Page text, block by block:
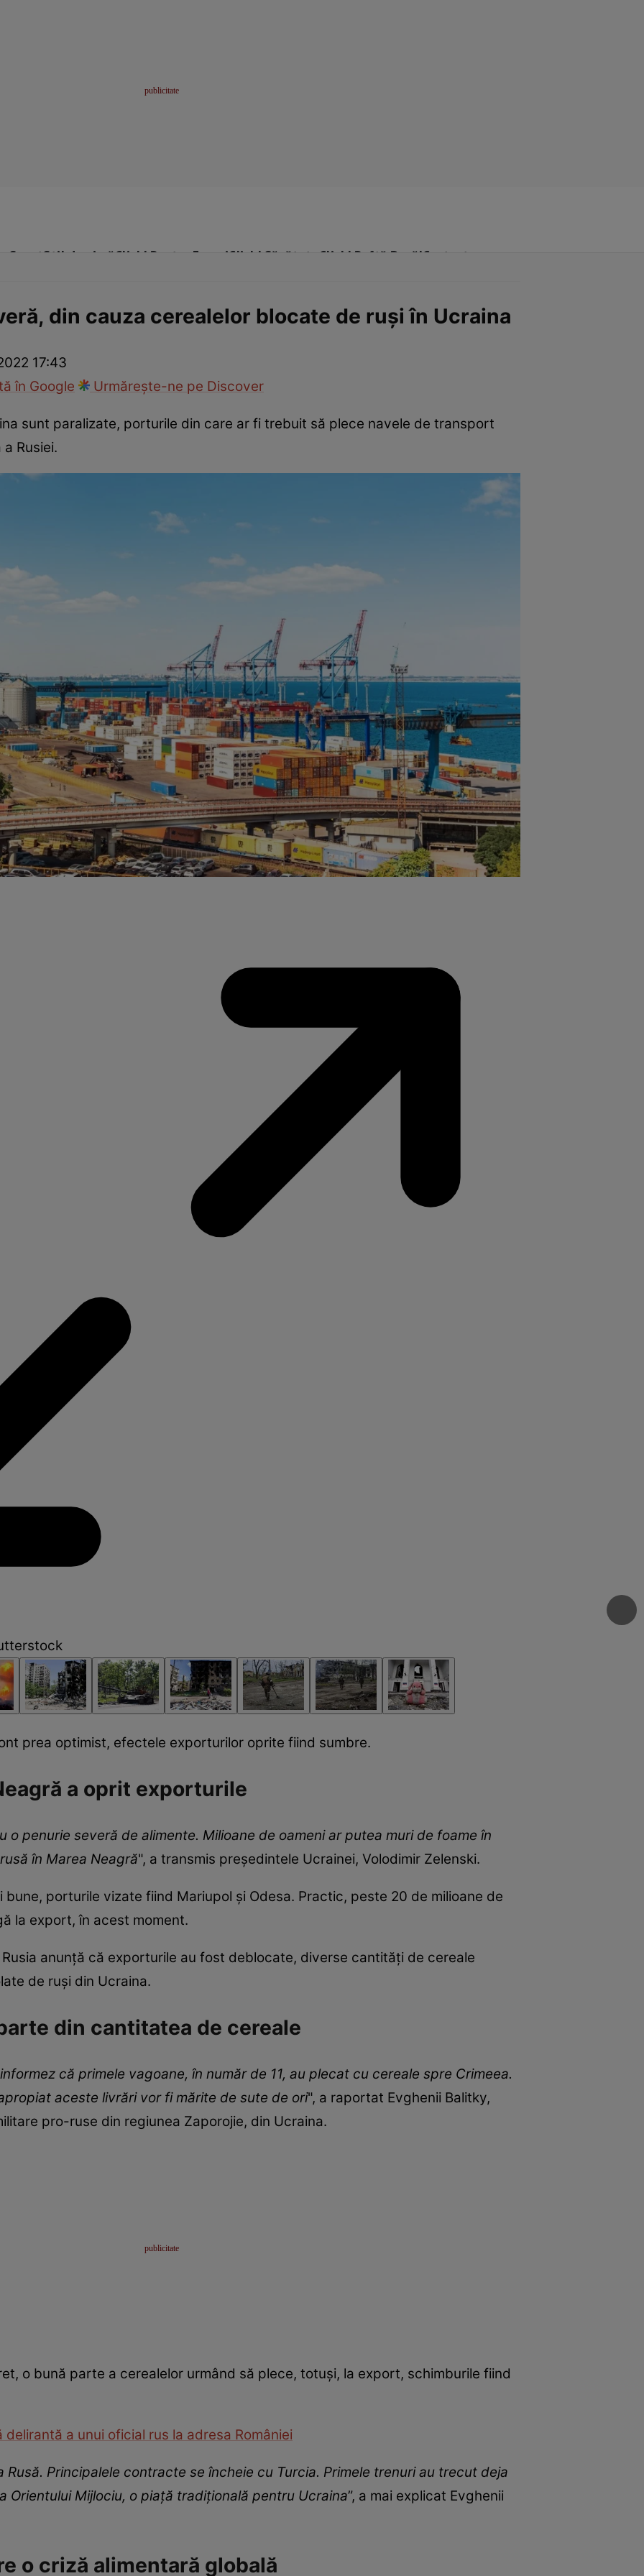
SportStil de viațăClick! Pentru FemeiClick! Sănătate Click! Poftă Bună!Contact
NaționalSport
din cauza cerealelor blocate de ruși în Ucraina
17:43
în Google
Urmărește-ne pe Discover
sunt paralizate, porturile din care ar fi trebuit să plece navele de transport
Rusiei.
prea optimist, efectele exporturilor oprite fiind sumbre.
a oprit exporturile
penurie severă de alimente. Milioane de oameni ar putea muri de foame în
în Marea Neagră", a transmis președintele Ucrainei, Volodimir Zelenski.
porturile vizate fiind Mariupol și Odesa. Practic, peste 20 de milioane de
la export, în acest moment.
anunță că exporturile au fost deblocate, diverse cantități de cereale
de ruși din Ucraina.
din cantitatea de cereale
că primele vagoane, în număr de 11, au plecat cu cereale spre Crimeea.
aceste livrări vor fi mărite de sute de ori", a raportat Evghenii Balitky,
pro-ruse din regiunea Zaporojie, din Ucraina.
o bună parte a cerealelor urmând să plece, totuși, la export, schimburile fiind
a unui oficial rus la adresa României
Rusă. Principalele contracte se încheie cu Turcia. Primele trenuri au trecut deja
Orientului Mijlociu, o piață tradițională pentru Ucraina”, a mai explicat Evghenii
o criză alimentară globală